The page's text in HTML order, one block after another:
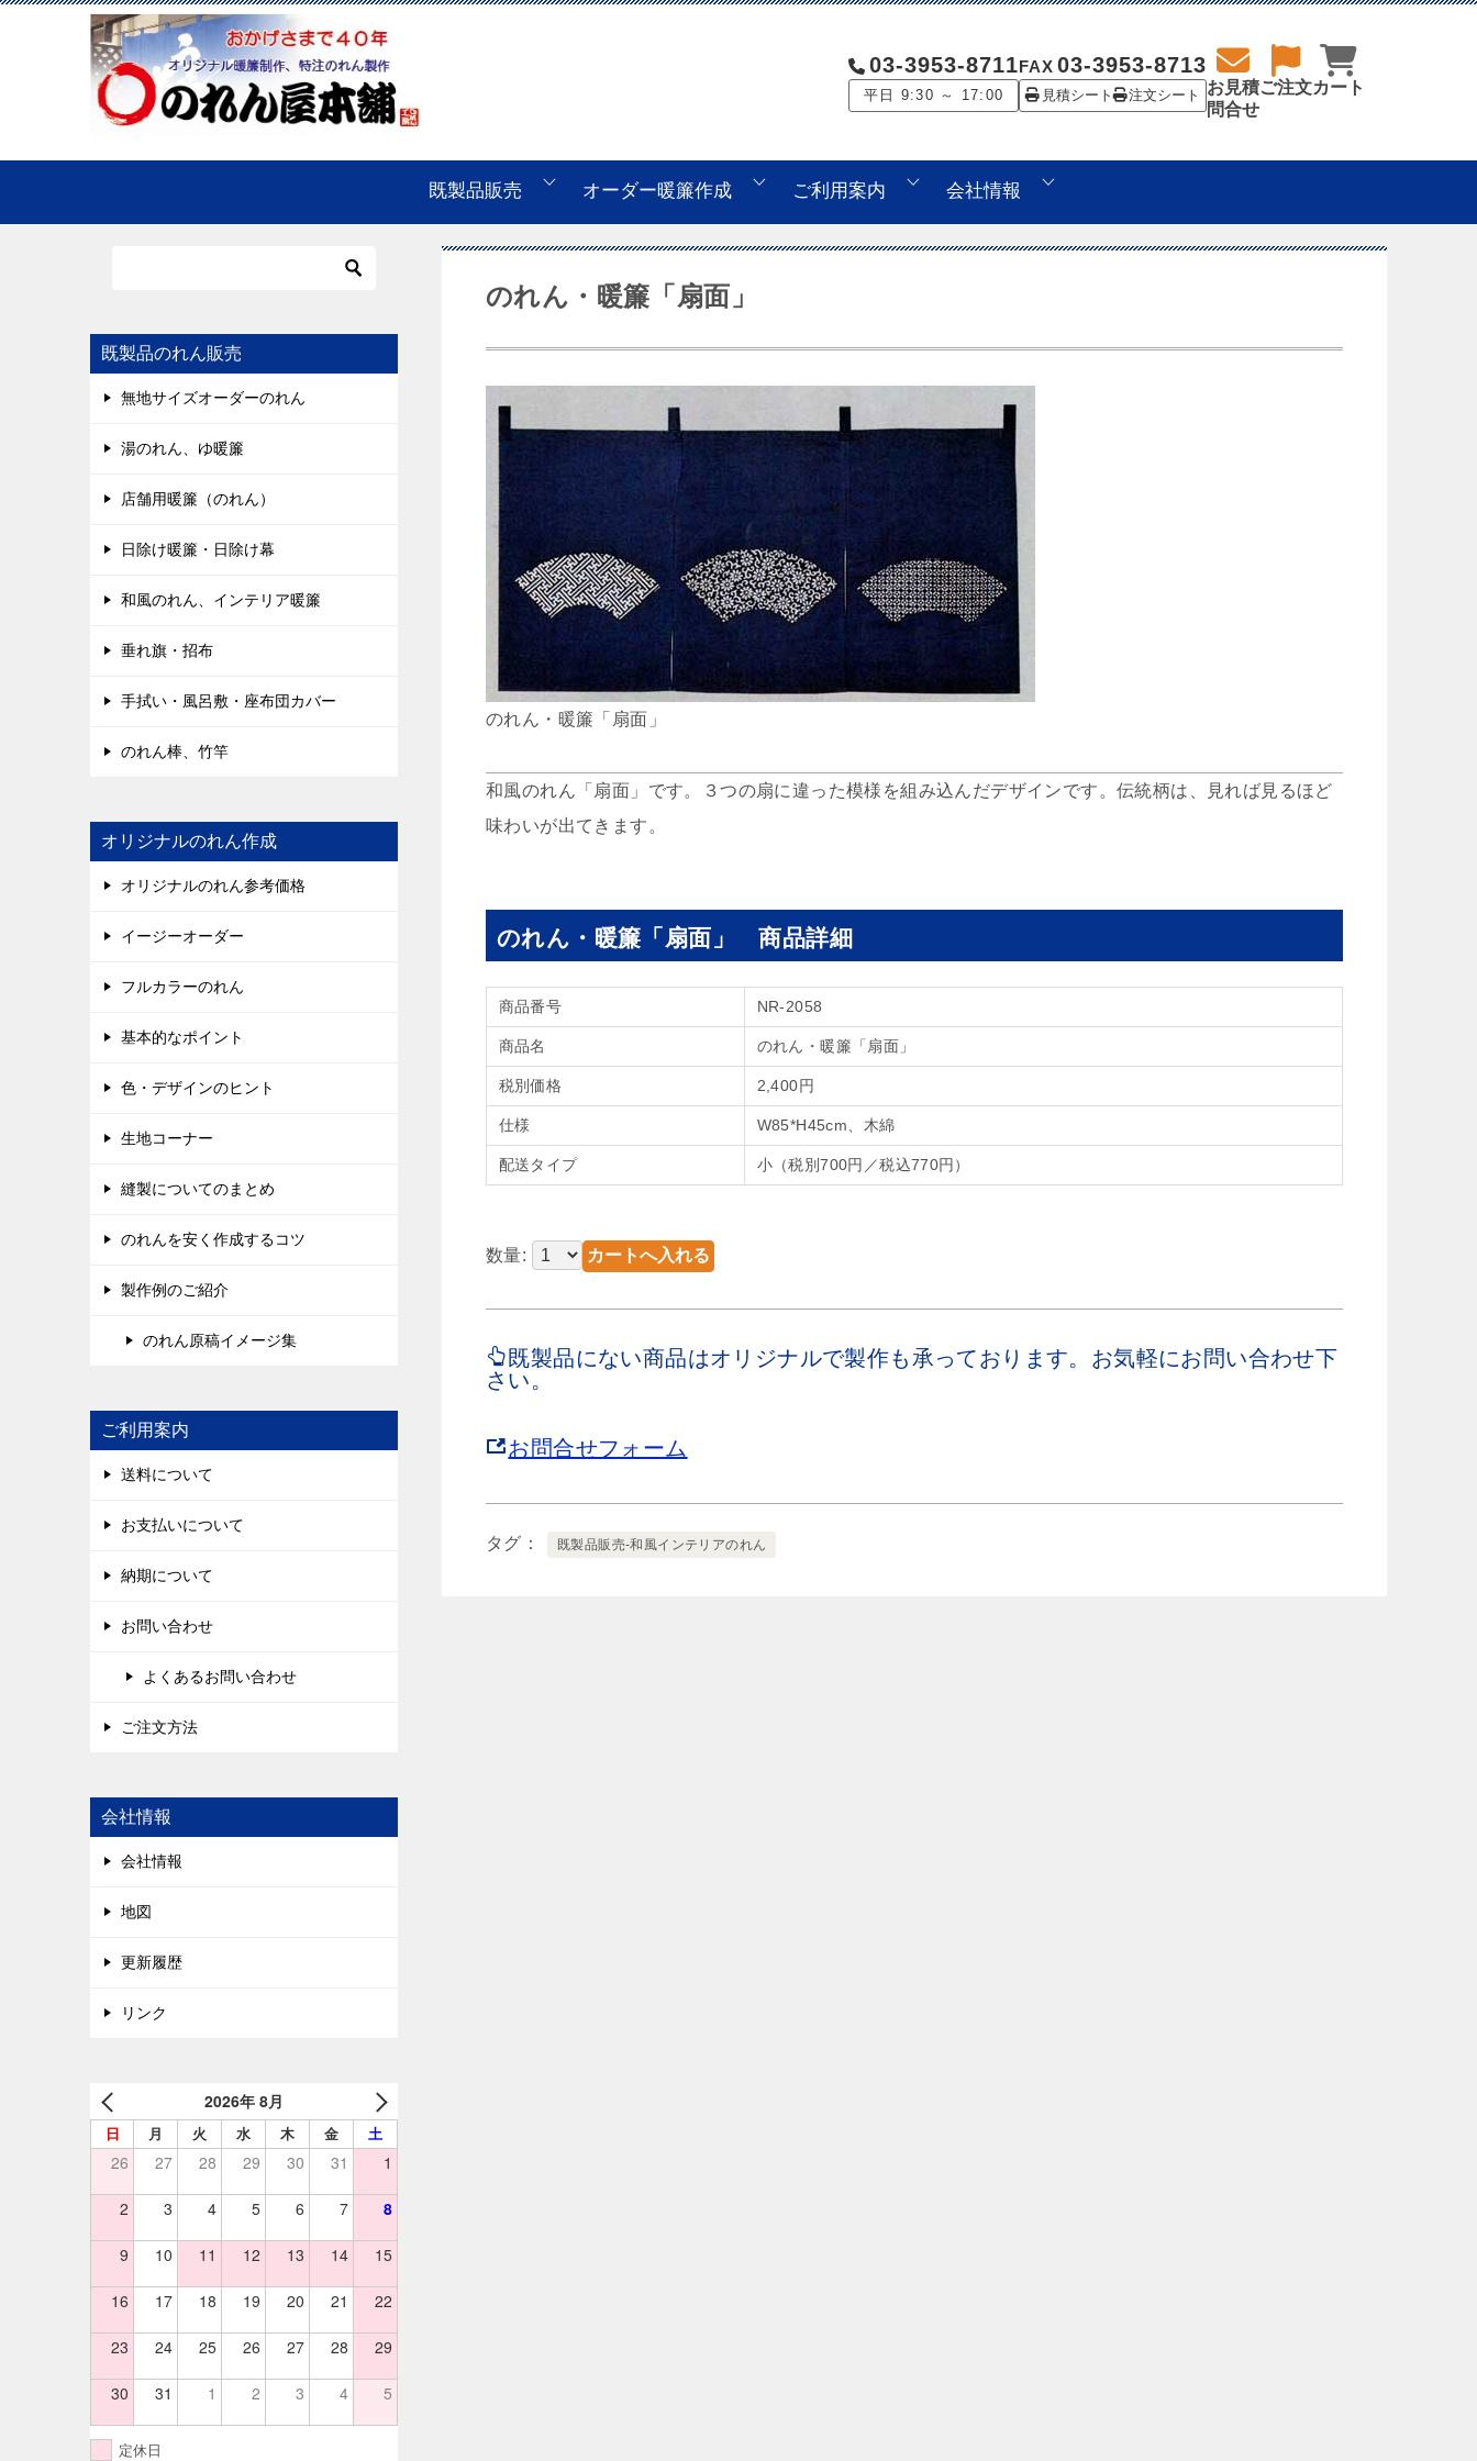
03-3953-8711
平日 9:30 ～ 17:00
FAX 03-3953-8713
見積シート 注文シート
お見積
問合せ
ご注文カート
既製品販売 オーダー暖簾作成 ご利用案内 会社情報
のれん・暖簾「扇面」
のれん・暖簾「扇面」
和風のれん「扇面」です。３つの扇に違った模様を組み込んだデザインです。伝統柄は、見れば見るほど
味わいが出てきます。
のれん・暖簾「扇面」 商品詳細
商品番号 NR-2058
商品名 のれん・暖簾「扇面」
税別価格 2,400円
仕様 W85*H45cm、木綿
配送タイプ 小（税別700円／税込770円）
数量:
既製品にない商品はオリジナルで製作も承っております。お気軽にお問い合わせ下
さい。
お問合せフォーム
タグ 既製品販売-和風インテリアのれん
既製品のれん販売
無地サイズオーダーのれん
湯のれん、ゆ暖簾
店舗用暖簾（のれん）
日除け暖簾・日除け幕
和風のれん、インテリア暖簾
垂れ旗・招布
手拭い・風呂敷・座布団カバー
のれん棒、竹竿
オリジナルのれん作成
オリジナルのれん参考価格
イージーオーダー
フルカラーのれん
基本的なポイント
色・デザインのヒント
生地コーナー
縫製についてのまとめ
のれんを安く作成するコツ
製作例のご紹介
のれん原稿イメージ集
ご利用案内
送料について
お支払いについて
納期について
お問い合わせ
よくあるお問い合わせ
ご注文方法
会社情報
会社情報
地図
更新履歴
リンク
2026年 8月
日 月 火 水 木 金 土
26 27 28 29 30 31 1
2 3 4 5 6 7 8
9 10 11 12 13 14 15
16 17 18 19 20 21 22
23 24 25 26 27 28 29
30 31 1 2 3 4 5
定休日